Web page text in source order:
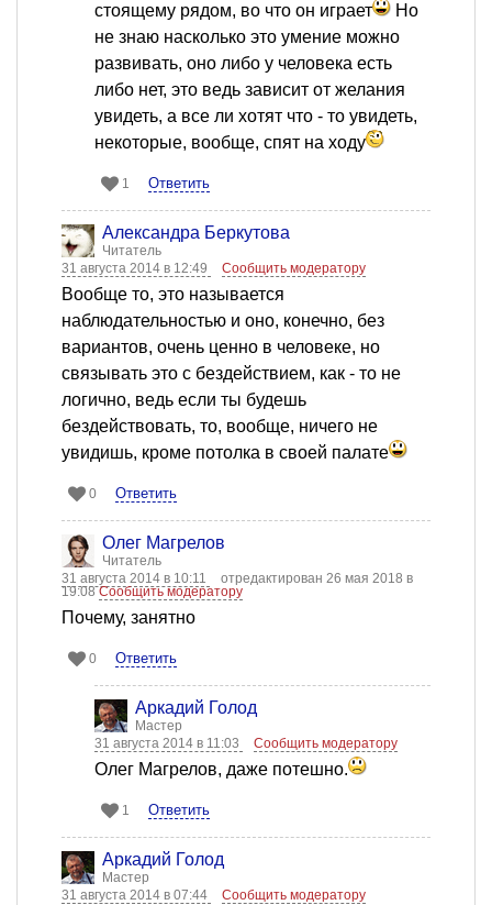
стоящему рядом, во что он играет
Но
не знаю насколько это умение можно
развивать, оно либо у человека есть
либо нет, это ведь зависит от желания
увидеть, а все ли хотят что - то увидеть,
некоторые, вообще, спят на ходу
1 Ответить
Александра Беркутова
Читатель
31 августа 2014 в 12:49
Сообщить модератору
Вообще то, это называется
наблюдательностью и оно, конечно, без
вариантов, очень ценно в человеке, но
связывать это с бездействием, как - то не
логично, ведь если ты будешь
бездействовать, то, вообще, ничего не
увидишь, кроме потолка в своей палате
0 Ответить
Олег Магрелов
Читатель
31 августа 2014 в 10:11
отредактирован 26 мая 2018 в
19:08Сообщить модератору
Почему, занятно
0 Ответить
Аркадий Голод
Мастер
31 августа 2014 в 11:03
Сообщить модератору
Олег Магрелов, даже потешно.
1 Ответить
Аркадий Голод
Мастер
31 августа 2014 в 07:44
Сообщить модератору